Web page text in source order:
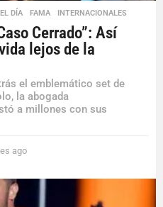
DÍA ,FAMA INTERNACIONALES
Cerrado”: Así
lejos de la
el emblemático set de
la abogada
a millones con sus
ago
m
s